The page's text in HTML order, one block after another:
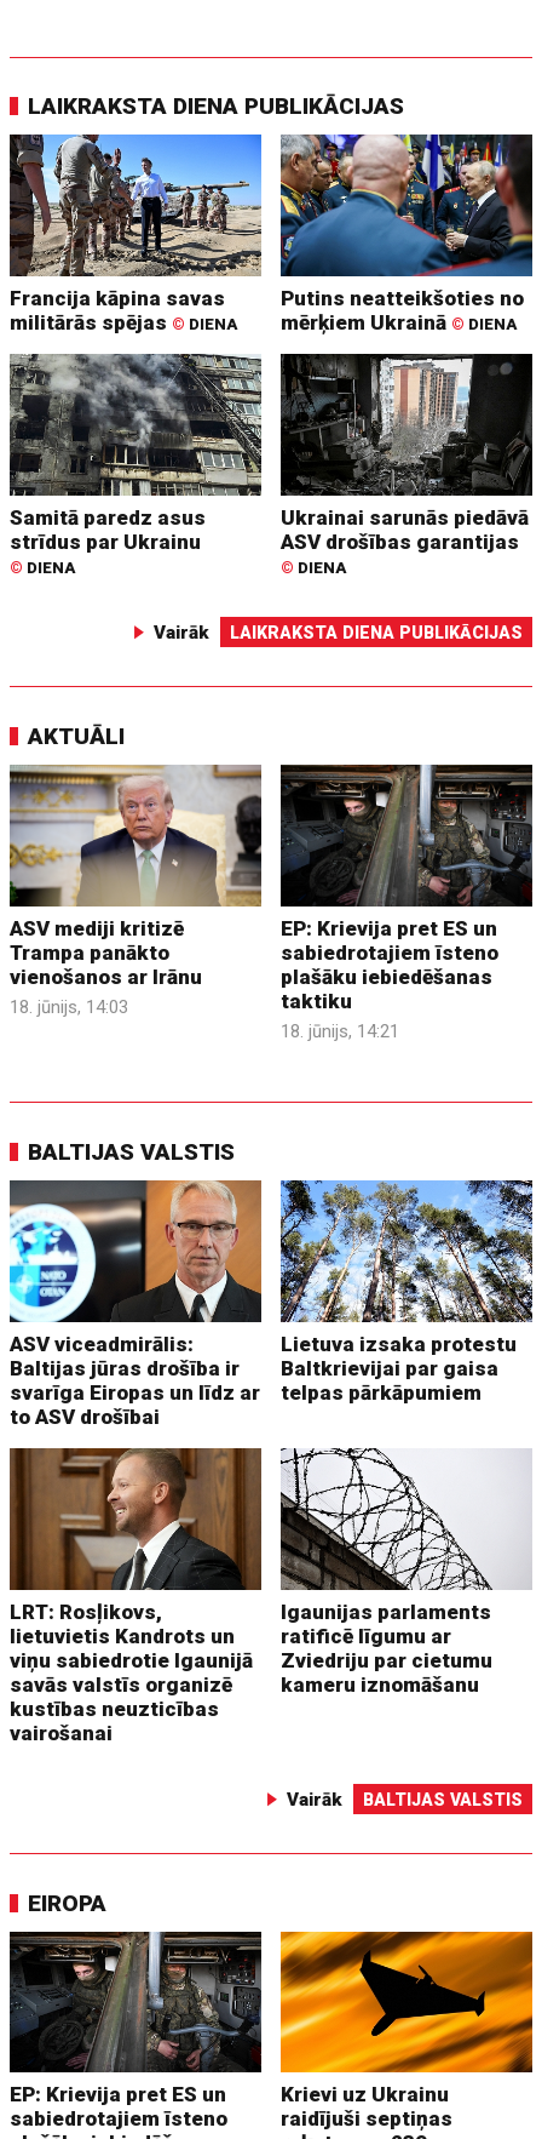
LAIKRAKSTA DIENA PUBLIKĀCIJAS
Francija kāpina savas
militārās spējas © DIENA
Putins neatteikšoties no
mērķiem Ukrainā © DIENA
Samitā paredz asus
strīdus par Ukrainu
© DIENA
Ukrainai sarunās piedāvā
ASV drošības garantijas
© DIENA
Vairāk LAIKRAKSTA DIENA PUBLIKĀCIJAS
AKTUĀLI
ASV mediji kritizē
Trampa panākto
vienošanos ar Irānu
18. jūnijs, 14:03
EP: Krievija pret ES un
sabiedrotajiem īsteno
plašāku iebiedēšanas
taktiku
18. jūnijs, 14:21
BALTIJAS VALSTIS
ASV viceadmirālis:
Baltijas jūras drošība ir
svarīga Eiropas un līdz ar
to ASV drošībai
Lietuva izsaka protestu
Baltkrievijai par gaisa
telpas pārkāpumiem
LRT: Rosļikovs,
lietuvietis Kandrots un
viņu sabiedrotie Igaunijā
savās valstīs organizē
kustības neuzticības
vairošanai
Igaunijas parlaments
ratificē līgumu ar
Zviedriju par cietumu
kameru iznomāšanu
Vairāk BALTIJAS VALSTIS
EIROPA
EP: Krievija pret ES un
sabiedrotajiem īsteno
Krievi uz Ukrainu
raidījuši septiņas